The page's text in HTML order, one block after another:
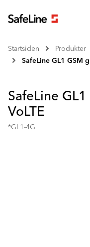
Startsiden Produkter
SafeLine GL1 GSM
SafeLine
VoLTE
*GL1-4G